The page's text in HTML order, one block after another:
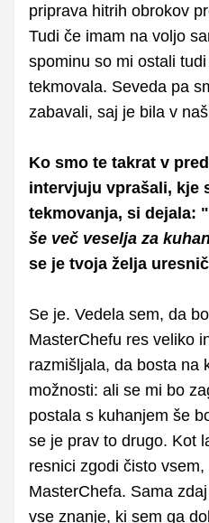
priprava hitrih obrokov
Tudi če imam na voljo
spominu so mi ostali
tekmovala. Seveda pa
zabavali, saj je bila v
Ko smo te takrat v
intervjuju vprašali, kje
tekmovanja, si dejala: "
še več veselja za
se je tvoja želja
Se je. Vedela sem, da
MasterChefu res veliko
razmišljala, da bosta na
možnosti: ali se mi bo
postala s kuhanjem še
se je prav to drugo. Kot
resnici zgodi čisto
MasterChefa. Sama
vse znanje, ki sem ga